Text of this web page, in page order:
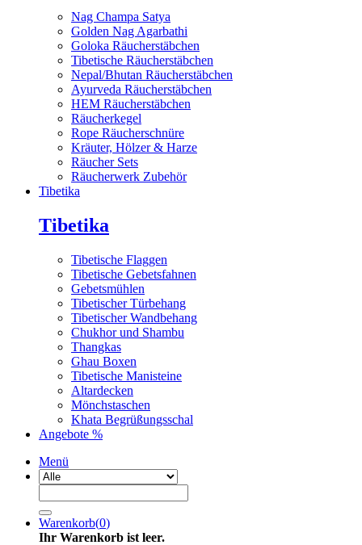
Nag Champa Satya
Golden Nag Agarbathi
Goloka Räucherstäbchen
Tibetische Räucherstäbchen
Nepal/Bhutan Räucherstäbchen
Ayurveda Räucherstäbchen
HEM Räucherstäbchen
Räucherkegel
Rope Räucherschnüre
Kräuter, Hölzer & Harze
Räucher Sets
Räucherwerk Zubehör
Tibetika
Tibetika
Tibetische Flaggen
Tibetische Gebetsfahnen
Gebetsmühlen
Tibetischer Türbehang
Tibetischer Wandbehang
Chukhor und Shambu
Thangkas
Ghau Boxen
Tibetische Manisteine
Altardecken
Mönchstaschen
Khata Begrüßungsschal
Angebote %
Menü
Warenkorb(0)
Ihr Warenkorb ist leer.